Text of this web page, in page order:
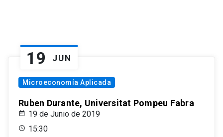
19 JUN
Microeconomía Aplicada
Ruben Durante, Universitat Pompeu Fabra
19 de Junio de 2019
15:30